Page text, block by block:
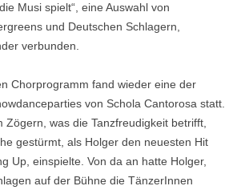
Musi spielt“, eine Auswahl von
und Deutschen Schlagern,
verbunden.
Chorprogramm fand wieder eine der
von Schola Cantorosa statt.
Zögern, was die Tanzfreudigkeit betrifft,
gestürmt, als Holger den neuesten Hit
Up, einspielte. Von da an hatte Holger,
auf der Bühne die TänzerInnen